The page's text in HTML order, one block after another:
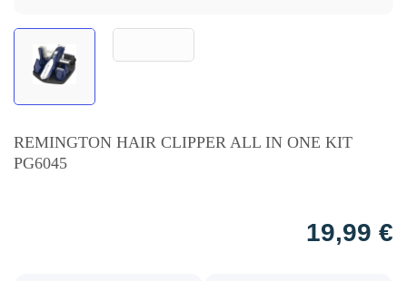
REMINGTON HAIR CLIPPER ALL IN ONE KIT
PG6045
19,99 €